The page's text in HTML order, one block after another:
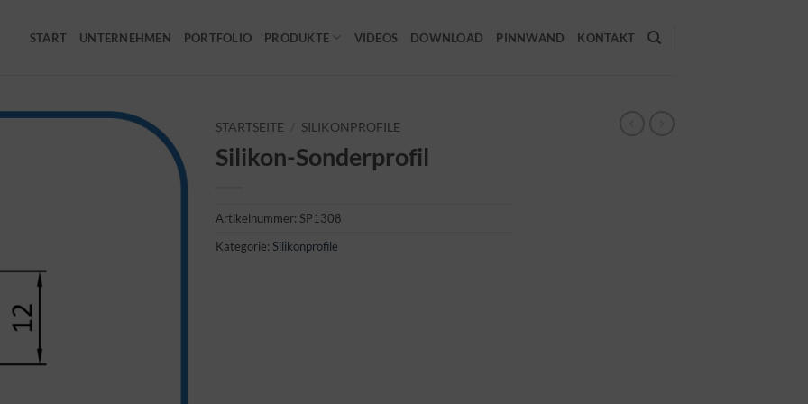
START UNTERNEHMEN PORTFOLIO PRODUKTE VIDEOS DOWNLOAD PINNWAND KONTAKT
STARTSEITE SILIKONPROFILE
Silikon-Sonderprofil
Artikelnummer: SP1308
Kategorie: Silikonprofile